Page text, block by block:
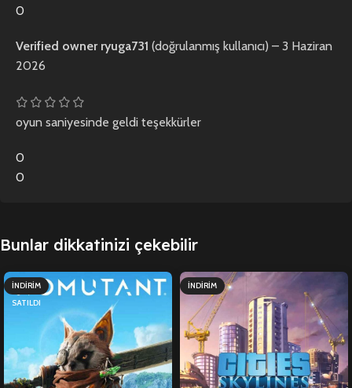
0
Verified owner ryuga731 (doğrulanmış kullanıcı) – 3 Haziran
2026
oyun saniyesinde geldi teşekkürler
0
0
Bunlar dikkatinizi çekebilir
İNDIRIM
SATILDI
İNDIRIM